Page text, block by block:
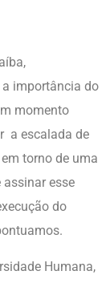
importância do
momento
a escalada de
torno de uma
esse
do
Humana,